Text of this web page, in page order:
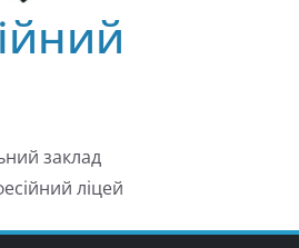
заклад
ліцей